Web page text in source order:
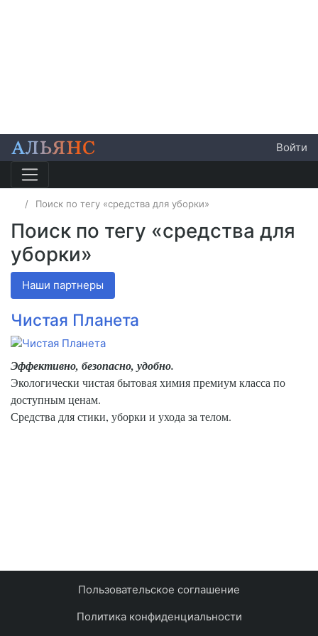
Войти
Поиск по тегу «средства для уборки»
Поиск по тегу «средства для
уборки»
Наши партнеры
Чистая Планета
Эффективно, безопасно, удобно.
Экологически чистая бытовая химия премиум класса по
доступным ценам.
Средства для стики, уборки и ухода за телом.
Пользовательское соглашение
Политика конфиденциальности